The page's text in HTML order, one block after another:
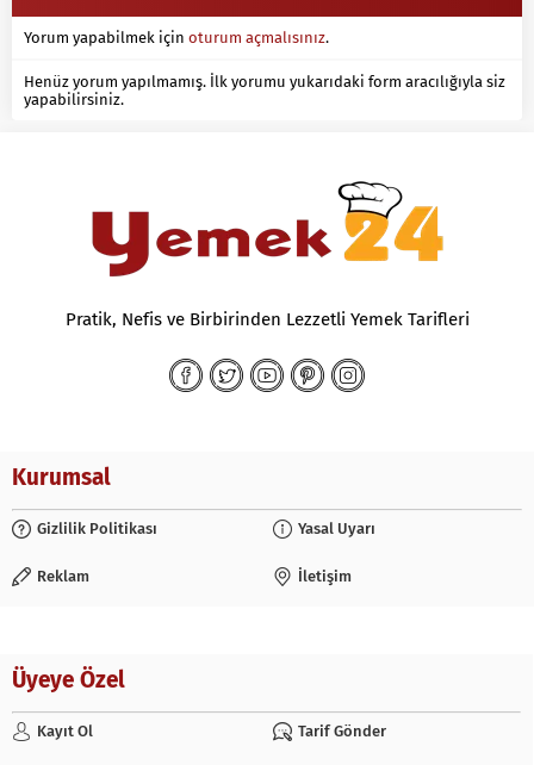
Yorum yapabilmek için oturum açmalısınız.
Henüz yorum yapılmamış. İlk yorumu yukarıdaki form aracılığıyla siz
yapabilirsiniz.
Pratik, Nefis ve Birbirinden Lezzetli Yemek Tarifleri
Kurumsal
Gizlilik Politikası Yasal Uyarı
Reklam İletişim
Üyeye Özel
Kayıt Ol Tarif Gönder